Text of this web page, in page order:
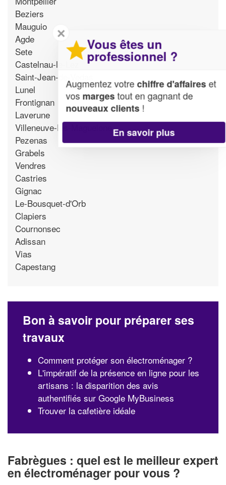
Beziers
Mauguio
Agde
Sete
Castelnau-le-Lez
Saint-Jean-de-Vedas
Lunel
Frontignan
Laverune
Villeneuve-les-Maguelone
Pezenas
Grabels
Vendres
Castries
Gignac
Le-Bousquet-d'Orb
Clapiers
Cournonsec
Adissan
Vias
Capestang
Bon à savoir pour préparer ses
travaux
Comment protéger son électroménager ?
L'impératif de la présence en ligne pour les
artisans : la disparition des avis
authentifiés sur Google MyBusiness
Trouver la cafetière idéale
Fabrègues : quel est le meilleur expert
en électroménager pour vous ?
✕
Vous êtes un
professionnel ?
Augmentez votrechiffre d'affaireset
vosmargestout en gagnant de
nouveaux clients!
En savoir plus